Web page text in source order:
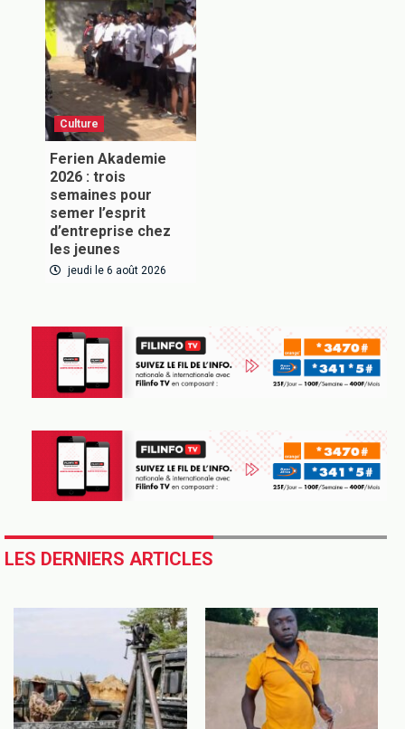
Culture
Ferien Akademie
2026 : trois
semaines pour
semer l’esprit
d’entreprise chez
les jeunes
jeudi le 6 août 2026
LES DERNIERS ARTICLES
Inscrivez-vous à notre newsletter pour recevoir en
premier nos informations exclusives
VOUS ABONNER